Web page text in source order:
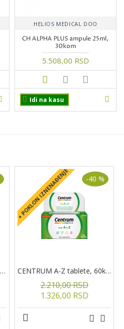
HELIOS MEDICAL DOO
CH ALPHA PLUS ampule 25ml,
30kom
5.508,00 RSD
Idi na kasu
CENTRUM A-Z SILVER, tablete, 60kom.
+ POKLON IZNENAĐENJE -40 %
CENTRUM A-Z tablete, 60kom
1.326,00 RSD
2.210,00 RSD